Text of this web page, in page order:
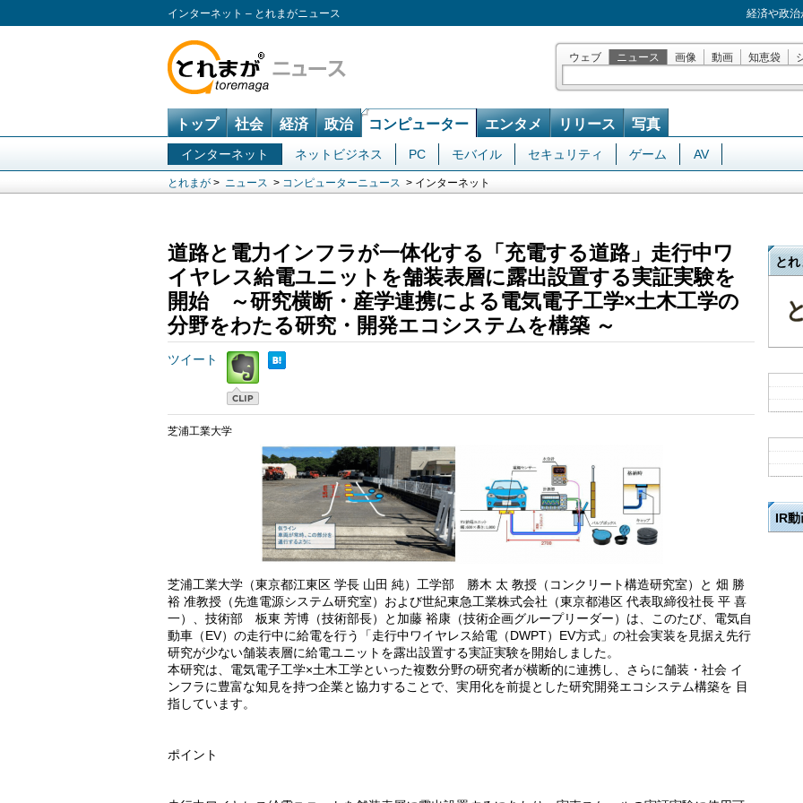
インターネット – とれまがニュース 経済や政
ウェブ ニュース 画像 動画 知恵袋
トップ 社会 経済 政治 コンピューター エンタメ リリース 写真
インターネット ネットビジネス PC モバイル セキュリティ ゲーム AV
とれまが > ニュース > コンピューターニュース > インターネット
道路と電力インフラが一体化する「充電する道路」走行中ワ
イヤレス給電ユニットを舗装表層に露出設置する実証実験を
開始 ～研究横断・産学連携による電気電子工学×土木工学の
分野をわたる研究・開発エコシステムを構築 ～
ツイート
芝浦工業大学
芝浦工業大学（東京都江東区 学長 山田 純）工学部 勝木 太 教授（コンクリート構造研究室）と 畑 勝
裕 准教授（先進電源システム研究室）および世紀東急工業株式会社（東京都港区 代表取締役社長 平 喜
一）、技術部 板東 芳博（技術部長）と加藤 裕康（技術企画グループリーダー）は、このたび、電気自
動車（EV）の走行中に給電を行う「走行中ワイヤレス給電（DWPT）EV方式」の社会実装を見据え先行
研究が少ない舗装表層に給電ユニットを露出設置する実証実験を開始しました。
本研究は、電気電子工学×土木工学といった複数分野の研究者が横断的に連携し、さらに舗装・社会 イ
ンフラに豊富な知見を持つ企業と協力することで、実用化を前提とした研究開発エコシステム構築を 目
指しています。
ポイント
とれ
IR動